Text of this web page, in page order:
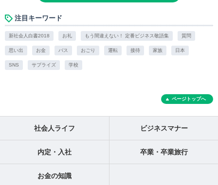
注目キーワード
新社会人白書2018 お礼 もう間違えない！ 定番ビジネス敬語集 質問
思い出 お金 バス おごり 運転 接待 家族 日本
SNS サプライズ 学校
ページトップへ
社会人ライフ ビジネスマナー
内定・入社 卒業・卒業旅行
お金の知識